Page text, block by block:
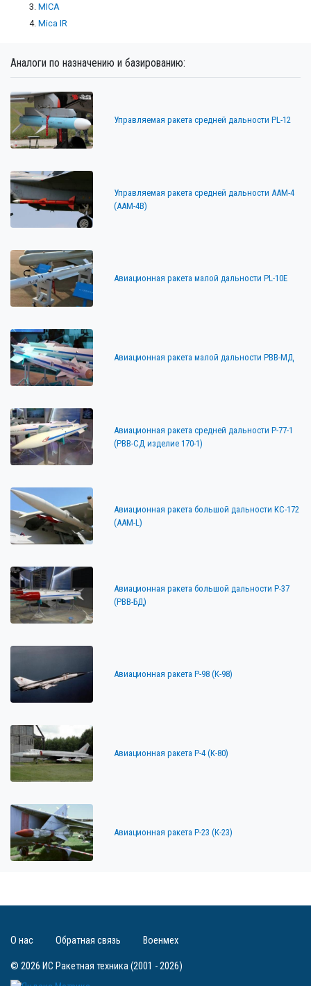
MICA
Mica IR
Аналоги по назначению и базированию:
Управляемая ракета средней дальности PL-12
Управляемая ракета средней дальности AAM-4
(AAM-4B)
Авиационная ракета малой дальности PL-10E
Авиационная ракета малой дальности РВВ-МД
Авиационная ракета средней дальности Р-77-1
(РВВ-СД изделие 170-1)
Авиационная ракета большой дальности КС-172
(AAM-L)
Авиационная ракета большой дальности Р-37
(РВВ-БД)
Авиационная ракета Р-98 (К-98)
Авиационная ракета Р-4 (К-80)
Авиационная ракета Р-23 (К-23)
© 2026 ИС Ракетная техника (2001 - 2026)
О нас Обратная связь Военмех